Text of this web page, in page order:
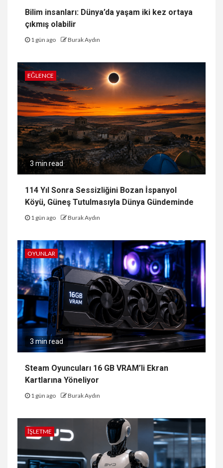
Bilim insanları: Dünya’da yaşam iki kez ortaya
çıkmış olabilir
1 gün ago Burak Aydın
EĞLENCE
3 min read
114 Yıl Sonra Sessizliğini Bozan İspanyol
Köyü, Güneş Tutulmasıyla Dünya Gündeminde
1 gün ago Burak Aydın
OYUNLAR
3 min read
Steam Oyuncuları 16 GB VRAM’li Ekran
Kartlarına Yöneliyor
1 gün ago Burak Aydın
İŞLETME